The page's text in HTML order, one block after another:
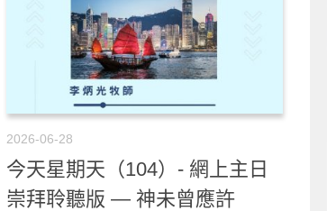
2026-06-28
今天星期天（104）- 網上主日
崇拜聆聽版 — 神未曾應許